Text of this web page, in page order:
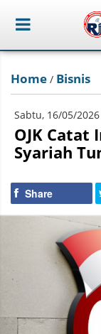
Home / Bisnis
Sabtu, 16/05/
OJK Catat
Syariah
Share